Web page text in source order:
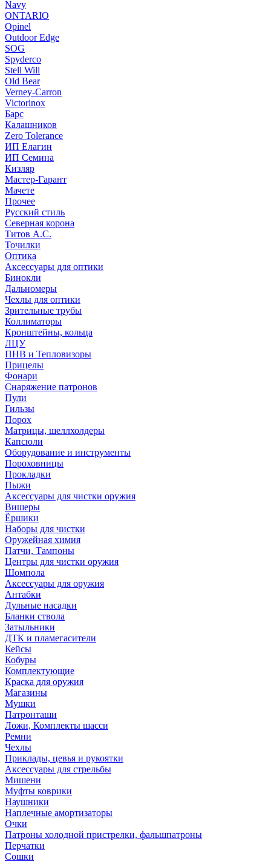
Navy
ONTARIO
Opinel
Outdoor Edge
SOG
Spyderco
Stell Will
Old Bear
Verney-Carron
Victorinox
Барс
Калашников
Zero Tolerance
ИП Елагин
ИП Семина
Кизляр
Мастер-Гарант
Мачете
Прочее
Русский стиль
Северная корона
Титов А.С.
Точилки
Оптика
Аксессуары для оптики
Бинокли
Дальномеры
Чехлы для оптики
Зрительные трубы
Коллиматоры
Кронштейны, кольца
ЛЦУ
ПНВ и Тепловизоры
Прицелы
Фонари
Снаряжение патронов
Пули
Гильзы
Порох
Матрицы, шеллхолдеры
Капсюли
Оборудование и инструменты
Пороховницы
Прокладки
Пыжи
Аксессуары для чистки оружия
Вишеры
Ёршики
Наборы для чистки
Оружейная химия
Патчи, Тампоны
Центры для чистки оружия
Шомпола
Аксессуары для оружия
Антабки
Дульные насадки
Бланки ствола
Затыльники
ДТК и пламегасители
Кейсы
Кобуры
Комплектующие
Краска для оружия
Магазины
Мушки
Патронташи
Ложи, Комплекты шасси
Ремни
Чехлы
Приклады, цевья и рукоятки
Аксессуары для стрельбы
Мишени
Муфты коврики
Наушники
Наплечные амортизаторы
Очки
Патроны холодной пристрелки, фальшпатроны
Перчатки
Сошки